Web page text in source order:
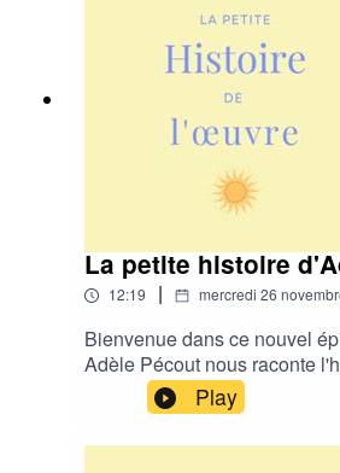
La petite histoire
12:19 | mercredi 26
Bienvenue dans ce nouvel
Adèle Pécout nous raconte
œuvre. Vous pouvez
vivant" sur nos instagram
@petitehistoiredeloeuvre et
Play